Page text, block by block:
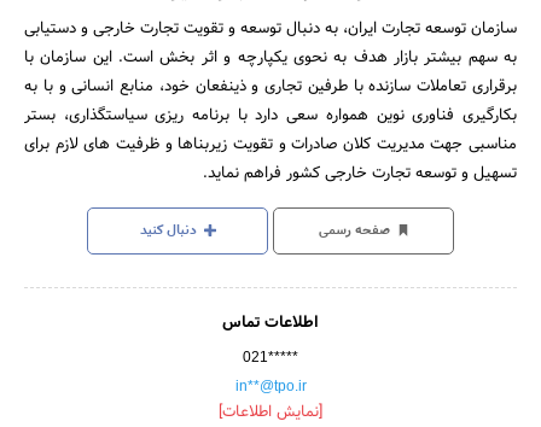
سازمان توسعه تجارت ایران، به دنبال توسعه و تقویت تجارت خارجی و دستیابی
به سهم بیشتر بازار هدف به نحوی یکپارچه و اثر بخش است. این سازمان با
برقراری تعاملات سازنده با طرفین تجاری و ذینفعان خود، منابع انسانی و با به
بکارگیری فناوری نوین همواره سعی دارد با برنامه ریزی سیاستگذاری، بستر
مناسبی جهت مدیریت کلان صادرات و تقویت زیربناها و ظرفیت های لازم برای
تسهیل و توسعه تجارت خارجی کشور فراهم نماید.
صفحه رسمی دنبال کنید
اطلاعات تماس
021*****
in**@tpo.ir
[نمایش اطلاعات]